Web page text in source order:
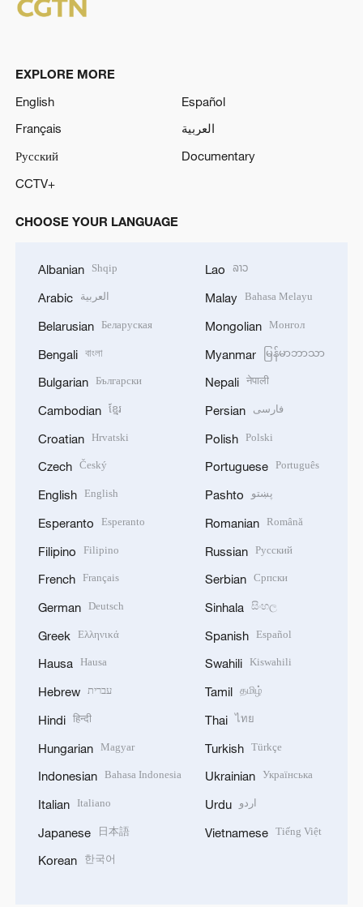
EXPLORE MORE
English
Español
Français
العربية
Русский
Documentary
CCTV+
CHOOSE YOUR LANGUAGE
Albanian Shqip
Arabic العربية
Belarusian Беларуская
Bengali বাংলা
Bulgarian Български
Cambodian ខ្មែរ
Croatian Hrvatski
Czech Český
English English
Esperanto Esperanto
Filipino Filipino
French Français
German Deutsch
Greek Ελληνικά
Hausa Hausa
Hebrew עברית
Hindi हिन्दी
Hungarian Magyar
Indonesian Bahasa Indonesia
Italian Italiano
Japanese 日本語
Korean 한국어
Lao ລາວ
Malay Bahasa Melayu
Mongolian Монгол
Myanmar မြန်မာဘာသာ
Nepali नेपाली
Persian فارسی
Polish Polski
Portuguese Português
Pashto پښتو
Romanian Română
Russian Русский
Serbian Српски
Sinhala සිංහල
Spanish Español
Swahili Kiswahili
Tamil தமிழ்
Thai ไทย
Turkish Türkçe
Ukrainian Українська
Urdu اردو
Vietnamese Tiếng Việt